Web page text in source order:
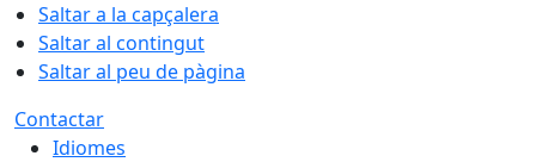
Saltar a la capçalera
Saltar al contingut
Saltar al peu de pàgina
Contactar
Idiomes